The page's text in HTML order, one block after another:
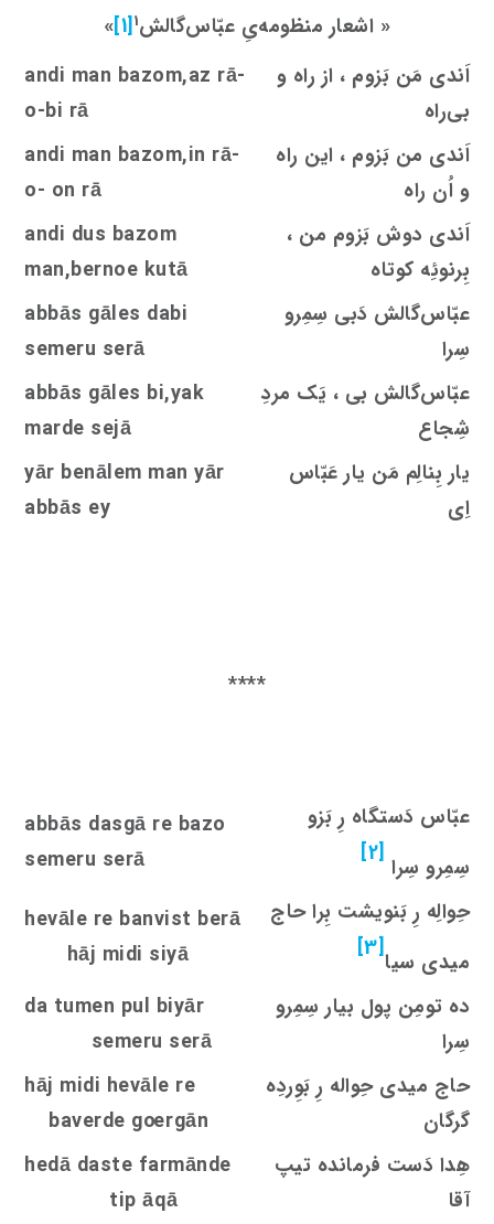
« اشعار منظومه‌یِ عبّاس‌گالش1
[1]
»
اَندی مَن بَزوم ، از راه و
بی‌راه
andi man bazom,az rā-
o-bi rā
اَندی من بَزوم ، این راه
و اُن راه
andi man bazom,in rā-
o- on rā
اَندی دوش بَزوم من ،
بِرنوئِه کوتاه
andi dus bazom
man,bernoe kutā
عبّاس‌گالش دَبی سِمِرو
سِرا
abbās gāles dabi
semeru serā
عبّاس‌گالش بی ، یَک مردِ
شِجاع
abbās gāles bi,yak
marde sejā
یار بِنالِم مَن یار عَبّاس
اِی
yār benālem man yār
abbās ey
****
عبّاس دَستگاه رِ بَزو
سِمِرو سِرا [2]
abbās dasgā re bazo
semeru serā
حِوالِه رِ بَنویشت بِرا حاج
میدی سیا[3]
hevāle re banvist berā
hāj midi siyā
ده تومِن پول بیار سِمِرو
سِرا
da tumen pul biyār
semeru serā
حاج میدی حِواله رِ بَوِردِه
گرگان
hāj midi hevāle re
baverde goergān
هِدا دَست فرمانده تیپ
آقا
hedā daste farmānde
tip āqā